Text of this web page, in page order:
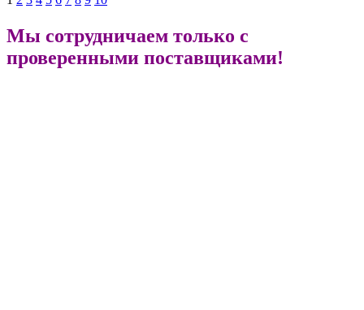
Мы сотрудничаем только с
проверенными поставщиками!